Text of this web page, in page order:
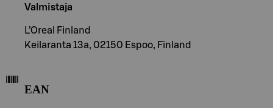
Valmistaja
L’Oreal Finland
Keilaranta 13a, 02150 Espoo, Finland
EAN